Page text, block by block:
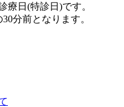
日(特診日)です。
分前となります。